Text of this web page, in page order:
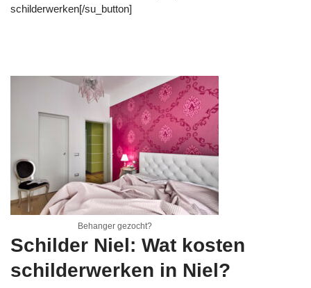
schilderwerken[/su_button]
Behanger gezocht?
Schilder Niel: Wat kosten
schilderwerken in Niel?